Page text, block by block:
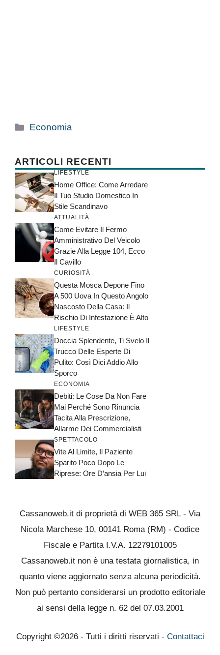
Categorie
Economia
ARTICOLI RECENTI
LIFESTYLE
Home Office: Come Arredare
Il Tuo Studio Domestico In
Stile Scandinavo
ATTUALITÀ
Come Evitare Il Fermo
Amministrativo Del Veicolo
Grazie Alla Legge 104, Ecco
Il Cavillo
CURIOSITÀ
Questa Mosca Depone Fino
A 500 Uova In Questo Angolo
Nascosto Della Casa: Il
Rischio Di Infestazione È Alto
LIFESTYLE
Doccia Splendente, Ti Svelo Il
Trucco Delle Esperte Di
Pulito: Così Dici Addio Allo
Sporco
ECONOMIA
Debiti: Le Cose Da Non Fare
Mai Perché Sono Rinuncia
Tacita Alla Prescrizione,
Allarme Dei Commercialisti
SPETTACOLO
Vite Al Limite, Il Paziente
Sparito Poco Dopo Le
Riprese: Ore D’ansia Per Lui
Cassanoweb.it di proprietà di WEB 365 SRL - Via
Nicola Marchese 10, 00141 Roma (RM) - Codice
Fiscale e Partita I.V.A. 12279101005
Cassanoweb.it non è una testata giornalistica, in
quanto viene aggiornato senza alcuna periodicità.
Non può pertanto considerarsi un prodotto editoriale
ai sensi della legge n. 62 del 07.03.2001
Copyright ©2026 - Tutti i diritti riservati - Contattaci